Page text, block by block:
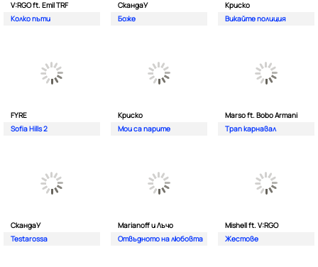
V:RGO ft. Emil TRF
Колко пъти
СкандаУ
Боже
Криско
Викайте полиция
FYRE
Sofia Hills 2
Криско
Мои са парите
Marso ft. Bobo Armani
Трап карнавал
СкандаУ
Testarossa
Marianoff и Лъчо
Отвъдното на любовта
Mishell ft. V:RGO
Жестове